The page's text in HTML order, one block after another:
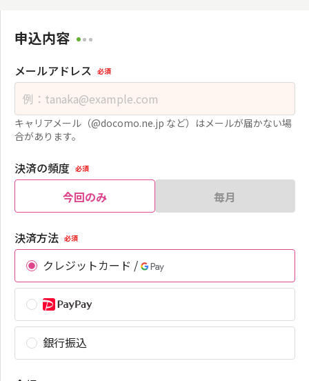
申込内容
メールアドレス 必須
キャリアメール（@docomo.ne.jp など）はメールが届かない場
合があります。
決済の頻度 必須
今回のみ 毎月
決済方法 必須
クレジットカード /
銀行振込